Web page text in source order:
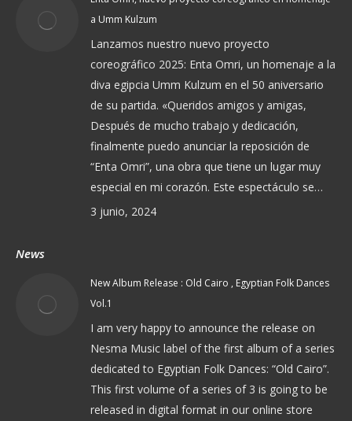
a Umm Kulzum
Lanzamos nuestro nuevo proyecto
coreográfico 2025: Enta Omri, un homenaje a la
diva egipcia Umm Kulzum en el 50 aniversario
de su partida. «Queridos amigos y amigas,
Después de mucho trabajo y dedicación,
finalmente puedo anunciar la reposición de
“Enta Omri”, una obra que tiene un lugar muy
especial en mi corazón. Este espectáculo se…
3 junio, 2024
News
New Album Release : Old Cairo , Egyptian Folk Dances
Vol.1
I am very happy to announce the release on
Nesma Music label of the first album of a series
dedicated to Egyptian Folk Dances: “Old Cairo”.
This first volume of a series of 3 is going to be
released in digital format in our online store